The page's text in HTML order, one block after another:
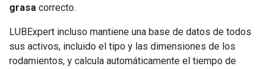
grasa correcto.
LUBExpert incluso mantiene una base de datos de todos
sus activos, incluido el tipo y las dimensiones de los
rodamientos, y calcula automáticamente el tiempo de